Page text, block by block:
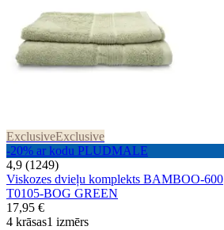
ExclusiveExclusive
-20% ar kodu PLUDMALE
4,9 (1249)
Viskozes dvieļu komplekts BAMBOO-600
T0105-BOG GREEN
17,95 €
4 krāsas1 izmērs